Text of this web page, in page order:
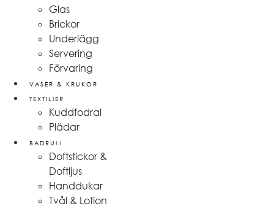
Glas
Brickor
Underlägg
Servering
Förvaring
VASER & KRUKOR
TEXTILIER
Kuddfodral
Plädar
BADRUM
Doftstickor &
Doftljus
Handdukar
Tvål & Lotion